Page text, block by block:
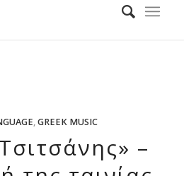
,GREEK MUSIC
–